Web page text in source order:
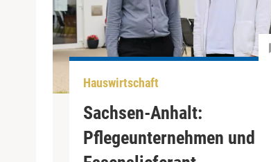
Hauswirtschaft
Sachsen-Anhalt:
Pflegeunternehmen und